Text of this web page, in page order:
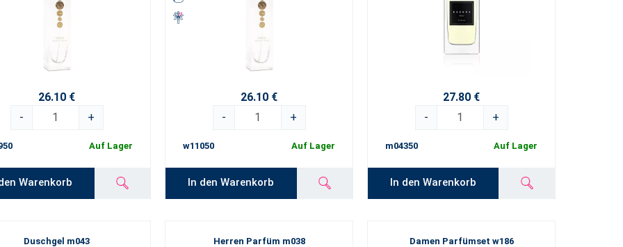
26.10 €
-
+
Auf Lager
Warenkorb
26.10 €
-
+
w11050 Auf Lager
In den Warenkorb
27.80 €
-
+
m04350 Auf Lager
In den Warenkorb
Duschgel m043 Herren Parfüm m038 Damen Parfümset w186